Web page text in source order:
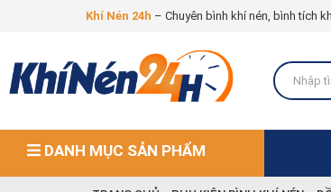
Khí Nén 24h – Chuyên bình khí nén, bình tích
DANH MỤC SẢN PHẨM